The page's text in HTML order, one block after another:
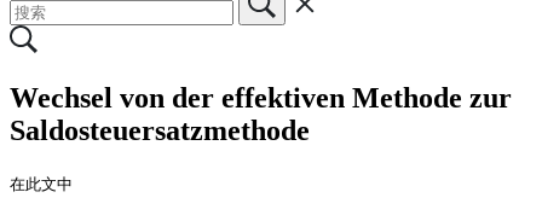
Wechsel von der effektiven Methode zur
Saldosteuersatzmethode
在此文中